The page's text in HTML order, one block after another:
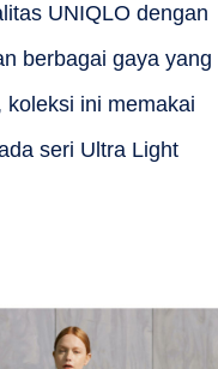
UNIQLO dengan
berbagai gaya yang
ini memakai
seri Ultra Light